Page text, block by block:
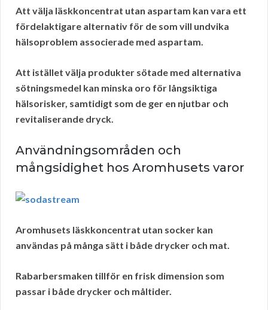
Att välja läskkoncentrat utan aspartam kan vara ett
fördelaktigare alternativ för de som vill undvika
hälsoproblem associerade med aspartam.
Att istället välja produkter sötade med alternativa
sötningsmedel kan minska oro för långsiktiga
hälsorisker, samtidigt som de ger en njutbar och
revitaliserande dryck.
Användningsområden och
mångsidighet hos Aromhusets varor
Aromhusets läskkoncentrat utan socker kan
användas på många sätt i både drycker och mat.
Rabarbersmaken tillför en frisk dimension som
passar i både drycker och måltider.